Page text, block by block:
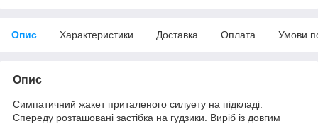
Опис Характеристики Доставка Оплата Умови
Опис
Симпатичний жакет приталеного силуету на підкладі.
Спереду розташовані застібка на гудзики. Виріб із довгим